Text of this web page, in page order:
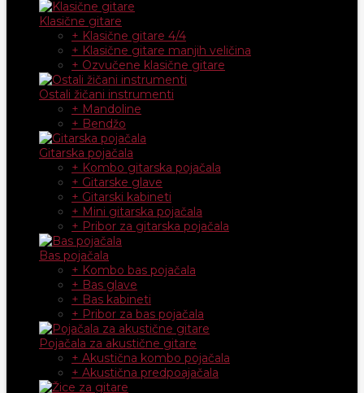
Klasične gitare
+ Klasične gitare 4/4
+ Klasične gitare manjih veličina
+ Ozvučene klasične gitare
Ostali žičani instrumenti
+ Mandoline
+ Bendžo
Gitarska pojačala
+ Kombo gitarska pojačala
+ Gitarske glave
+ Gitarski kabineti
+ Mini gitarska pojačala
+ Pribor za gitarska pojačala
Bas pojačala
+ Kombo bas pojačala
+ Bas glave
+ Bas kabineti
+ Pribor za bas pojačala
Pojačala za akustične gitare
+ Akustična kombo pojačala
+ Akustična predpoajačala